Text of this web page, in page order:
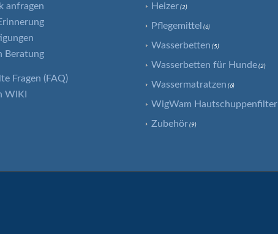
anfragen
Beratung
Fragen (FAQ)
WIKI
Heizer (2)
Pflegemittel (6)
Wasserbetten (5)
Wasserbetten für Hunde (2)
Wassermatratzen (6)
WigWam Hautschuppenfilter
Zubehör (9)